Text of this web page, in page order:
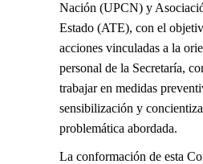
Nación (UPCN) y
Estado (ATE), con el
acciones vinculadas a la
personal de la Secretaría,
trabajar en medidas
sensibilización y
problemática abordada.
La conformación de esta